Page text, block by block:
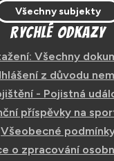
Všechny subjekty
Rychlé odkazy
Všechny
z důvodu
- Pojistná
příspěvky na
Všeobecné
o zpracování